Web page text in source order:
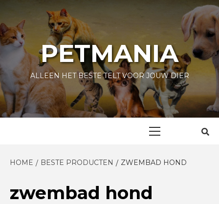
content
PETMANIA
ALLEEN HET BESTE TELT VOOR JOUW DIER
HOME BESTE PRODUCTEN ZWEMBAD HOND
zwembad hond